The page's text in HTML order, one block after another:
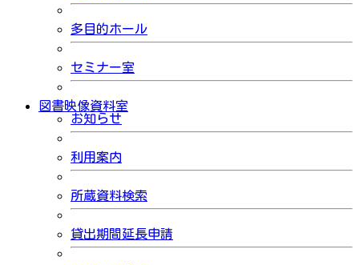
多目的ホール
セミナー室
図書映像資料室
お知らせ
利用案内
所蔵資料検索
貸出期間延長申請